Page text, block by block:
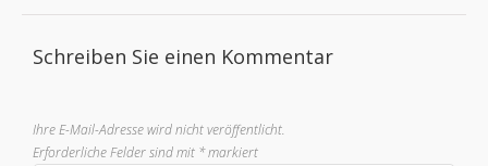
Schreiben Sie einen Kommentar
Ihre E-Mail-Adresse wird nicht veröffentlicht.
Erforderliche Felder sind mit *markiert